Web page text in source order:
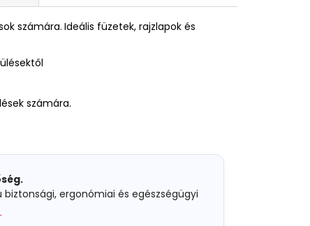
számára. Ideális füzetek, rajzlapok és
számára.
ergonómiai és egészségügyi